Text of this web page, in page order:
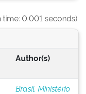
time: 0.001 seconds).
Author(s)
Brasil. Ministério